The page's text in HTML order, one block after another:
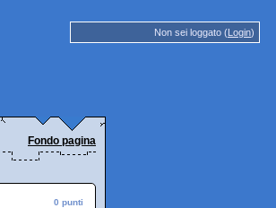
Non sei loggato (Login)
Fondo pagina
0 punti